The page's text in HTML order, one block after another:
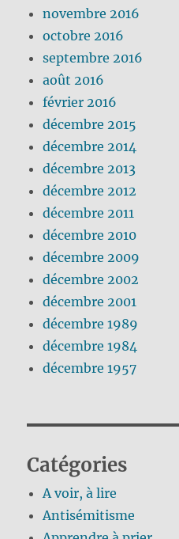
novembre 2016
octobre 2016
septembre 2016
août 2016
février 2016
décembre 2015
décembre 2014
décembre 2013
décembre 2012
décembre 2011
décembre 2010
décembre 2009
décembre 2002
décembre 2001
décembre 1989
décembre 1984
décembre 1957
Catégories
A voir, à lire
Antisémitisme